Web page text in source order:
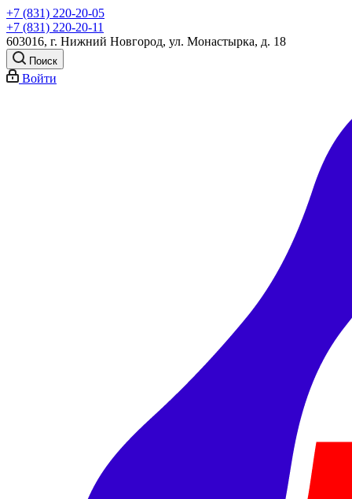
+7 (831) 220-20-05
+7 (831) 220-20-11
603016, г. Нижний Новгород, ул. Монастырка, д. 18
Поиск
Войти